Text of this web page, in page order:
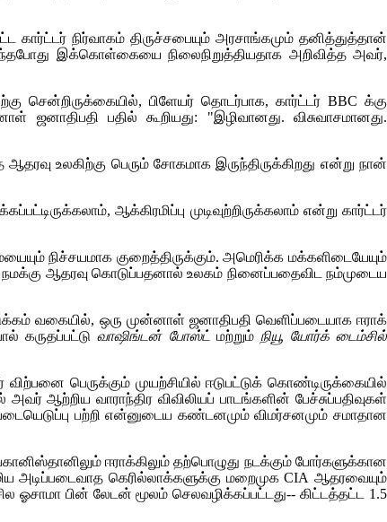
கார்ட்டர் நிர்வாகம் திருச்சபையும் அரசாங்கமும் தனித்துத்தான்
இக்கொள்கையை நிலைநிறுத்தியதாக அறிவித்த அவர்,
சென்றிருக்கையில், பிளேயர் தொடர்பாக, கார்ட்டர் BBC க்கு
ஜனாதிபதி பதில் கூறியது: "இழிவானது. விசுவாசமானது.
உலகிற்கு பெரும் சோகமாக இருந்திருக்கிறது என்று நான்
ஆக்கிரமிப்பு முடிவுற்றிருக்கலாம் என்று கார்ட்டர்
நிச்சயமாக குறைத்திருக்கும். அமெரிக்க மக்களிடையேயும்
நமக்கு ஆதரவு கொடுப்பதனால் உலகம் நினைப்பதைவிட நம்முடைய
வகையில், ஒரு முன்னாள் ஜனாதிபதி வெளிப்படையாக ஈராக்
கருதப்பட்டுவாஷிங்டன் போஸ்ட் மற்றும் நியூ யோர்க் டைம்சில்
பெருக்கும் முயற்சியில் ஈடுபட்டுக் கொண்டிருக்கையில்
அவர் ஆற்றிய வாராந்திர விவிலியப் பாடங்களின் பேச்சுப்பதிவுகள்
பற்றி என்னுடைய கண்டனமும் விமர்சனமும் சமாதான
ஈராக்கிலும் தற்பொழுது நடக்கும் போர்களுக்கான
அடிப்படைவாத கெரில்லாக்களுக்கு மறைமுகCIA ஆதரவையும்
ஓசாமா பின் லேடன் மூலம் செலவழிக்கப்பட்டது-- கிட்டத்தட்ட 1.5